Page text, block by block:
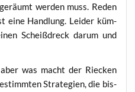
wer­den muss. Reden
eine Hand­lung. Lei­der küm­
Scheiß­dreck dar­um und
was macht der Riecken
Stra­te­gien, die bis­